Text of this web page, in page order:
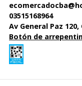
03515168964
Av General Paz
Botón de